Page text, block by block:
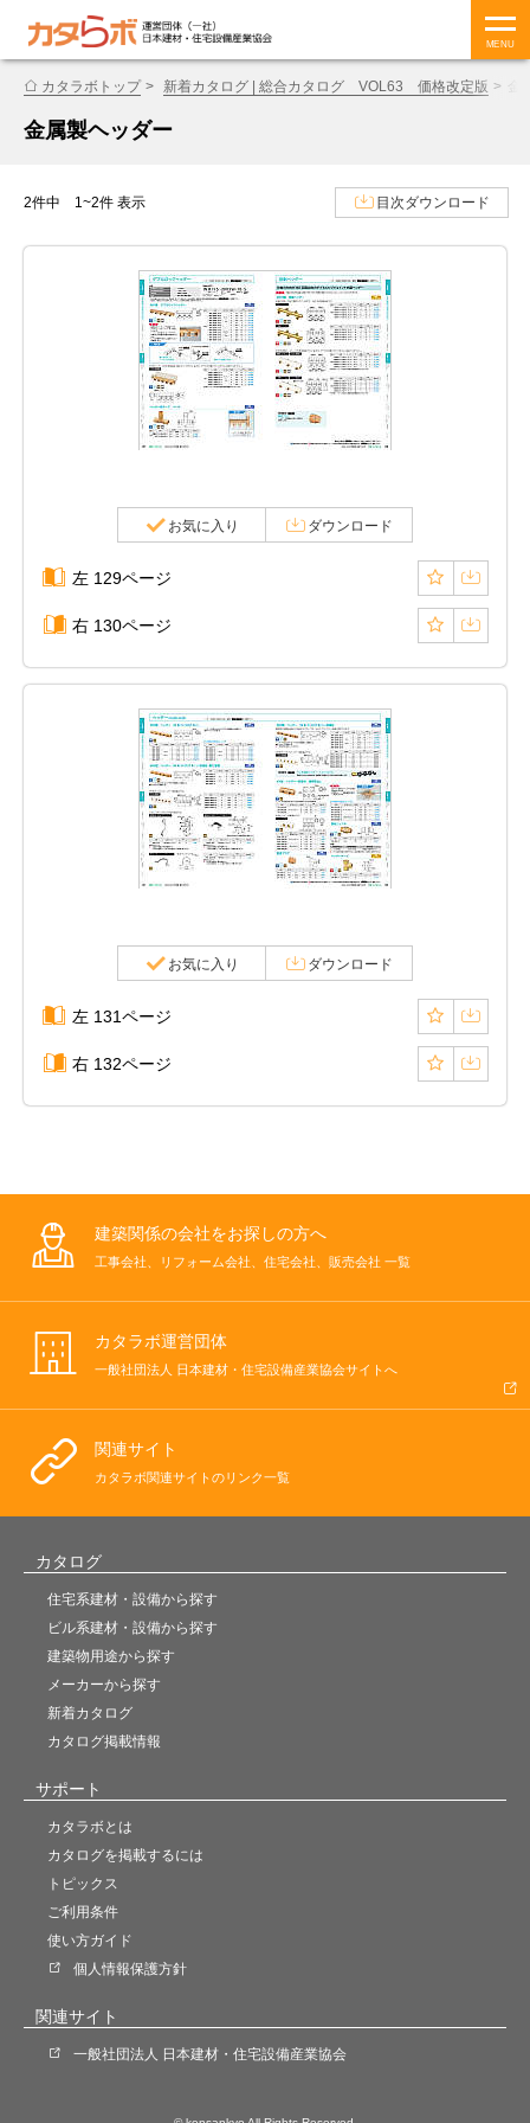
MENU
カタラボトップ 新着カタログ | 総合カタログ VOL63 価格改定版
金属製ヘッダー
2件中 1~2件 表示 目次ダウンロード
お気に入り ダウンロード
左 129ページ
右 130ページ
お気に入り ダウンロード
左 131ページ
右 132ページ
建築関係の会社をお探しの方へ
工事会社、リフォーム会社、住宅会社、販売会社 一覧
カタラボ運営団体
一般社団法人 日本建材・住宅設備産業協会サイトへ
関連サイト
カタラボ関連サイトのリンク一覧
カタログ
住宅系建材・設備から探す
ビル系建材・設備から探す
建築物用途から探す
メーカーから探す
新着カタログ
カタログ掲載情報
サポート
カタラボとは
カタログを掲載するには
トピックス
ご利用条件
使い方ガイド
個人情報保護方針
関連サイト
一般社団法人 日本建材・住宅設備産業協会